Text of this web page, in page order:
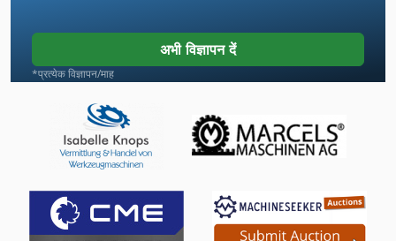
उपकरण मापने मशीन
कांत उपकरण
डाइविंग उपकरण
देखा शाफ्ट व्यास 30 मिमी
पूरी तरह से स्वचालित रूप से देखा
अभी विज्ञापन दें
*प्रत्येक विज्ञापन/माह